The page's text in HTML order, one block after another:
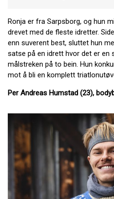
Ronja er fra Sarpsborg, og hun
drevet med de fleste idretter.
enn suverent best, sluttet hun
satse på en idrett hvor det er en
målstreken på to bein. Hun
mot å bli en komplett
Per Andreas Humstad (23),